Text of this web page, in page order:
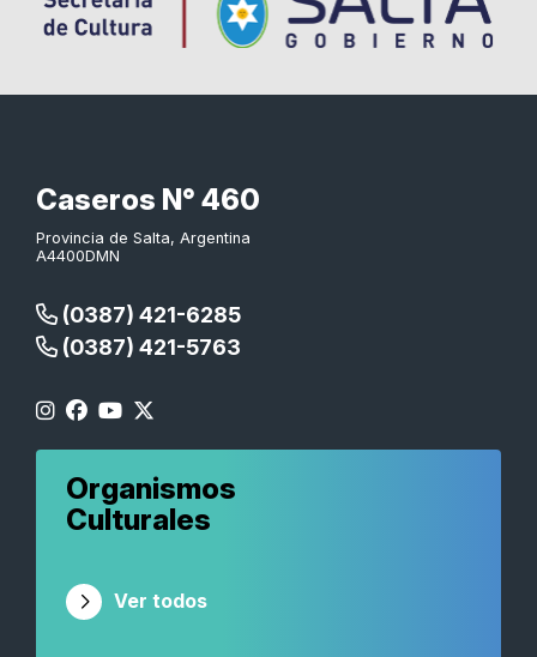
Caseros N° 460
Provincia de Salta, Argentina
A4400DMN
(0387) 421-6285
(0387) 421-5763
Organismos
Culturales
Ver todos